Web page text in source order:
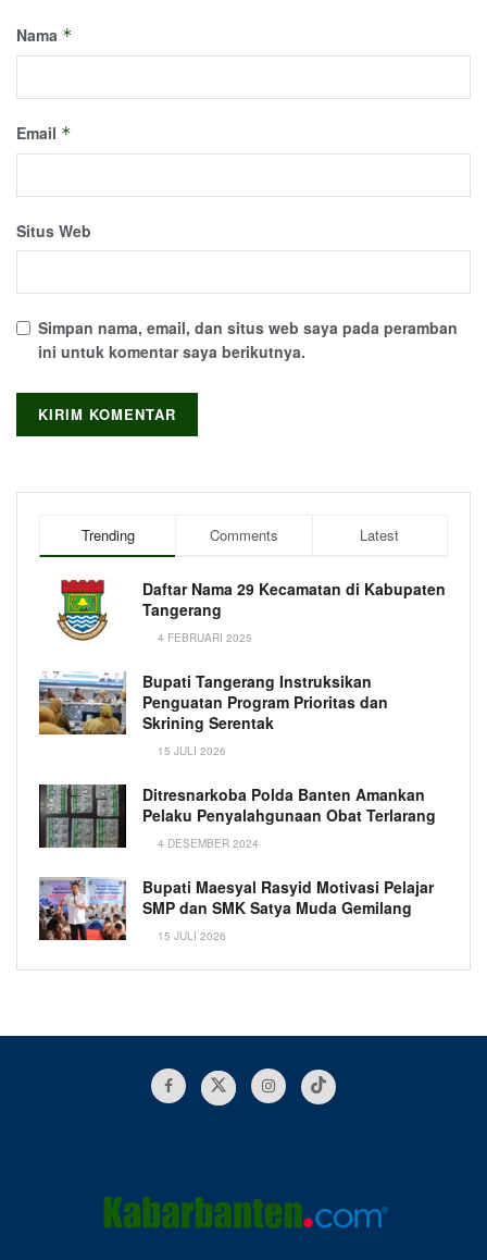
Nama *
Email *
Situs Web
Simpan nama, email, dan situs web saya pada peramban
ini untuk komentar saya berikutnya.
Trending Comments Latest
Daftar Nama 29 Kecamatan di Kabupaten
Tangerang
4 FEBRUARI 2025
Bupati Tangerang Instruksikan
Penguatan Program Prioritas dan
Skrining Serentak
15 JULI 2026
Ditresnarkoba Polda Banten Amankan
Pelaku Penyalahgunaan Obat Terlarang
4 DESEMBER 2024
Bupati Maesyal Rasyid Motivasi Pelajar
SMP dan SMK Satya Muda Gemilang
15 JULI 2026